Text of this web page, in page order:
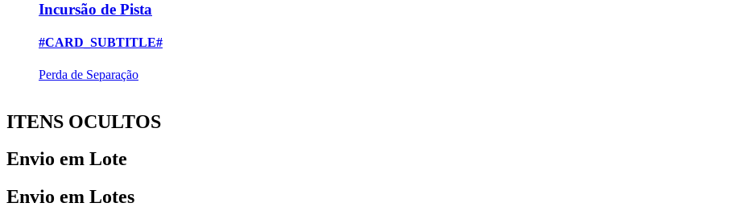
Incursão de Pista
#CARD_SUBTITLE#
Perda de Separação
ITENS OCULTOS
Envio em Lote
Envio em Lotes